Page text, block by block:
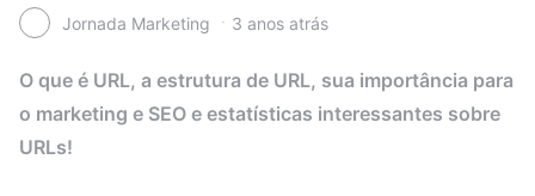
Jornada Marketing 3 anos atrás
O que é URL, a estrutura de URL, sua importância para
o marketing e SEO e estatísticas interessantes sobre
URLs!